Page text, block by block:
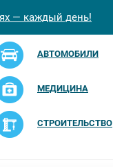
— каждый день!
АВТОМОБИЛИ
МЕДИЦИНА
СТРОИТЕЛЬСТВО